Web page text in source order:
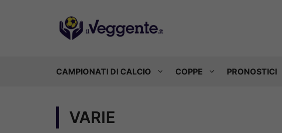
CAMPIONATI DI CALCIO COPPE PRONOSTICI
VARIE